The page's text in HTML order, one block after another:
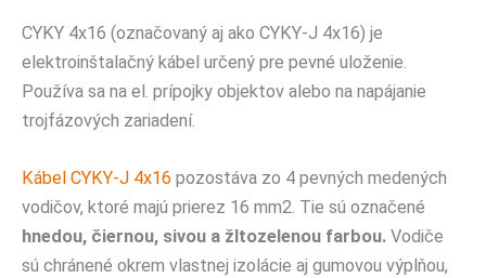
CYKY 4x16 (označovaný aj ako CYKY-J 4x16) je
elektroinštalačný kábel určený pre pevné uloženie.
Používa sa na el. prípojky objektov alebo na napájanie
trojfázových zariadení.
Kábel CYKY-J 4x16 pozostáva zo 4 pevných medených
vodičov, ktoré majú prierez 16 mm2. Tie sú označené
hnedou, čiernou, sivou a žltozelenou farbou. Vodiče
sú chránené okrem vlastnej izolácie aj gumovou výplňou,